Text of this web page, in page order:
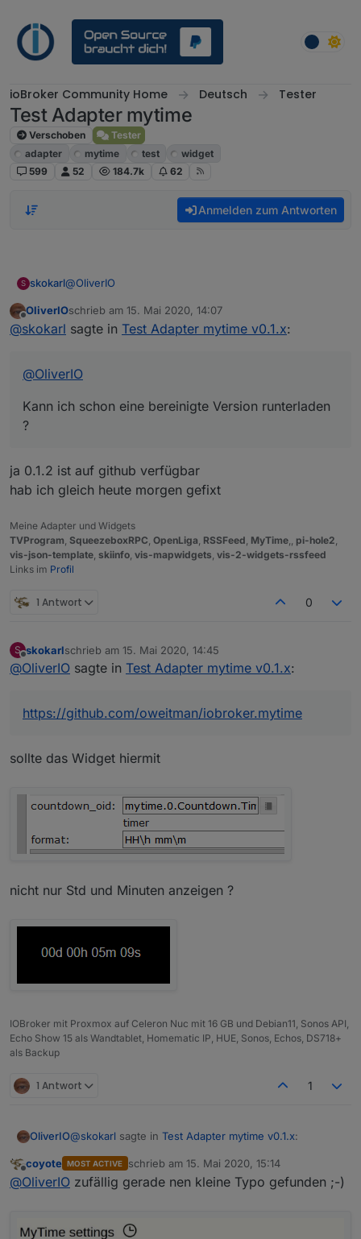
ioBroker Community Home Deutsch Tester
Test Adapter mytime
Verschoben
Tester
adapter
mytime test
widget
599
52 184.7k 62
Anmelden zum Antworten
S skokarl@OliverIO
Kann ich schon eine bereinigte Version runterladen ?
Offline
OliverIOschrieb am 15. Mai 2020, 14:07
zuletzt editiert von
@skokarl sagte in Test Adapter mytime v0.1.x:
@OliverIO
Kann ich schon eine bereinigte Version runterladen
?
ja 0.1.2 ist auf github verfügbar
hab ich gleich heute morgen gefixt
Meine Adapter und Widgets
TVProgram, SqueezeboxRPC, OpenLiga, RSSFeed, MyTime,, pi-hole2,
vis-json-template, skiinfo, vis-mapwidgets, vis-2-widgets-rssfeed
Links im Profil
1 Antwort 0
S
Offline
skokarlschrieb am 15. Mai 2020, 14:45
zuletzt editiert von
@OliverIO sagte in Test Adapter mytime v0.1.x:
https://github.com/oweitman/iobroker.mytime
sollte das Widget hiermit
nicht nur Std und Minuten anzeigen ?
IOBroker mit Proxmox auf Celeron Nuc mit 16 GB und Debian11, Sonos API,
Echo Show 15 als Wandtablet, Homematic IP, HUE, Sonos, Echos, DS718+
als Backup
1 Antwort 1
OliverIO@skokarl sagte in Test Adapter mytime v0.1.x:
@OliverIO
runterladen ?
hab ich gleich heute morgen gefixt
Offline
coyote MOST ACTIVE schrieb am 15. Mai 2020, 15:14
zuletzt editiert von
@OliverIO zufällig gerade nen kleine Typo gefunden ;-)